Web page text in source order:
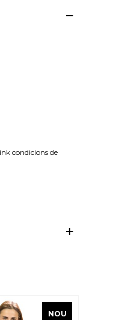
condicions de
NOU